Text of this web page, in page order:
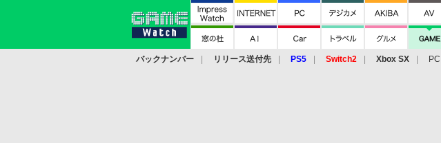
バックナンバー リリース送付先 PS5 Switch2 Xbox SX PC